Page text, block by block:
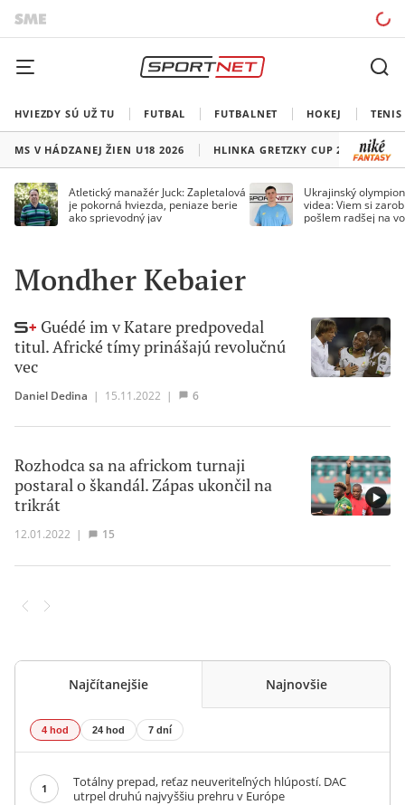
HVIEZDY SÚ UŽ TU FUTBAL FUTBALNET HOKEJ TENIS
MS V HÁDZANEJ ŽIEN U18 2026 HLINKA GRETZKY CUP 2026
Atletický manažér Juck: Zapletalová
je pokorná hviezda, peniaze berie
ako sprievodný jav
Ukrajinský
videa: Viem si
pošlem radšej na
Mondher Kebaier
Guédé im v Katare predpovedal
titul. Africké tímy prinášajú revolučnú
vec
Daniel Dedina | 15.11.2022 | 6
Rozhodca sa na africkom turnaji
postaral o škandál. Zápas ukončil na
trikrát
12.01.2022 | 15
Najčítanejšie Najnovšie
4 hod 24 hod 7 dní
1
Totálny prepad, reťaz neuveriteľných hlúpostí. DAC
utrpel druhú najvyššiu prehru v Európe